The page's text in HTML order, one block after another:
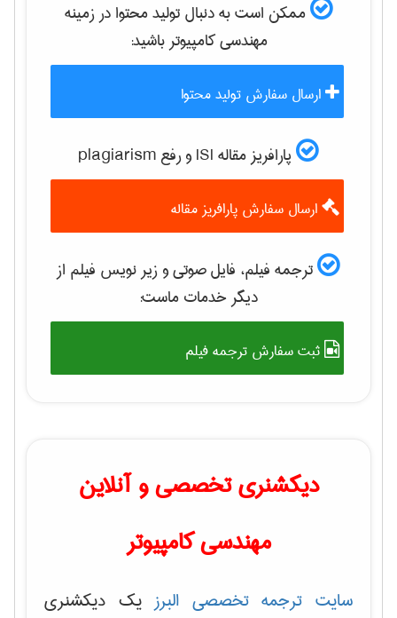
ممکن است به دنبال تولید محتوا در زمینه
مهندسی كامپيوترباشید:
ارسال سفارش تولید محتوا
پارافریز مقاله ISI و رفع plagiarism
ارسال سفارش پارافریز مقاله
ترجمه فیلم، فایل صوتی و زیر نویس فیلم از
دیگر خدمات ماست:
ثبت سفارش ترجمه فیلم
دیکشنری تخصصی و آنلاین
مهندسی کامپیوتر
سایت ترجمه تخصصی البرزیک دیکشنری